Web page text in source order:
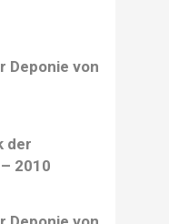
Deponie von
der
2010